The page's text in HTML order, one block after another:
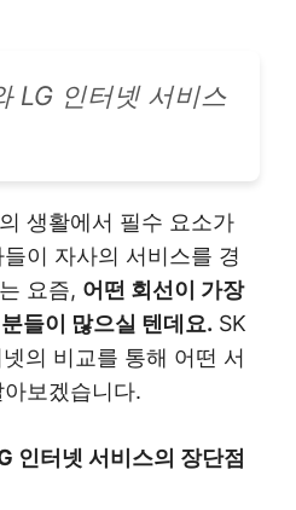
LG 인터넷 서비스
생활에서 필수 요소가
이 자사의 서비스를 경
요즘, 어떤 회선이 가장
들이 많으실 텐데요. SK
의 비교를 통해 어떤 서
보겠습니다.
인터넷 서비스의 장단점